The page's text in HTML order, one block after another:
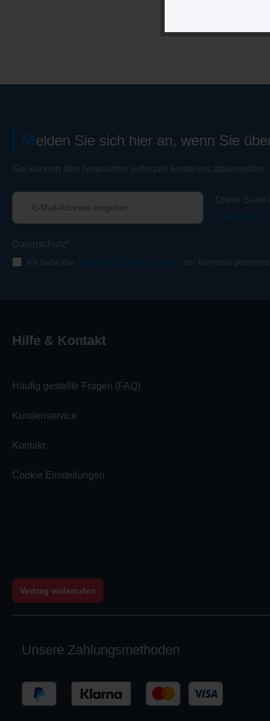
Melden Sie sich hier an, wenn Sie
Sie können den Newsletter jederzeit kostenlos abbestellen.
Diese Seite
Datenschutz*
Ich habe die Datenschutzbestimmungen zur Kenntnis
Hilfe & Kontakt
Häufig gestellte Fragen (FAQ)
Kundenservice
Kontakt
Cookie Einstellungen
Vertrag widerrufen
Unsere Zahlungsmethoden